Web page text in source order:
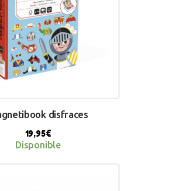
disfraces
19,95€
Disponible